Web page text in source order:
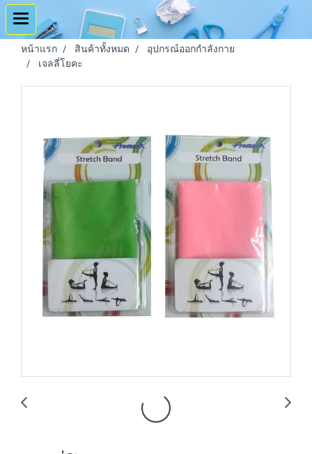
หน้าแรก สินค้าทั้งหมด
อุปกรณ์ออกกำลังกาย
เจลลี่โยคะ